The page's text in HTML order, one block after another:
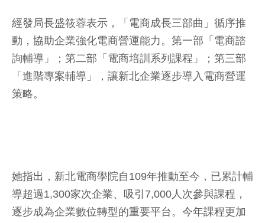
經發局長盛筱蓉表示，「電商成長三部曲」循序推
動，協助企業強化電商營運能力。第一部「電商諮
詢輔導」；第二部「電商培訓系列課程」；第三部
「進階專案輔導」，讓新北企業逐步導入電商營運
策略。
她指出，新北電商學院自109年推動至今，已累計輔
導超過1,300家次企業、吸引7,000人次參與課程，
逐步成為企業數位轉型的重要平台。今年課程更加